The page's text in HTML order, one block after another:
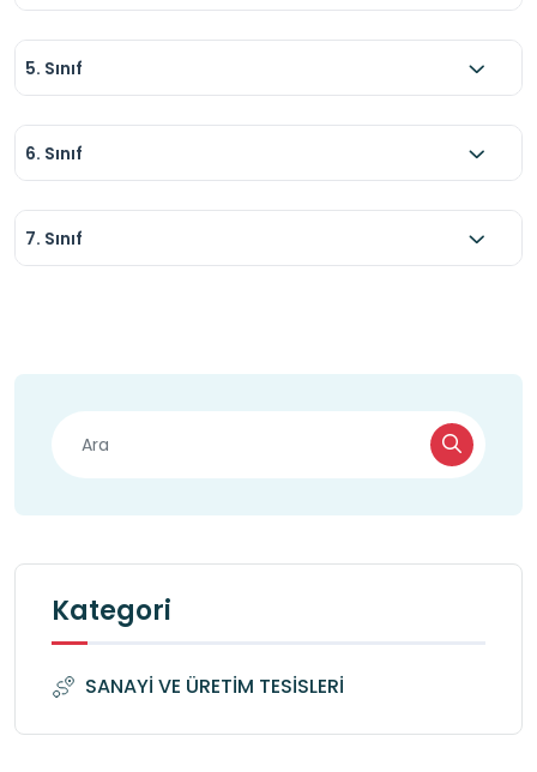
5. Sınıf
6. Sınıf
7. Sınıf
Kategori
SANAYİ VE ÜRETİM TESİSLERİ